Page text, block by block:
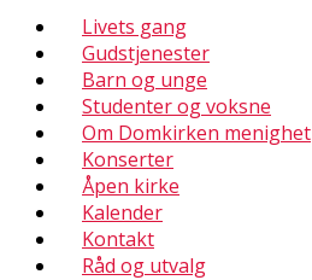
Livets gang
Gudstjenester
Barn og unge
Studenter og voksne
Om Domkirken menighet
Konserter
Åpen kirke
Kalender
Kontakt
Råd og utvalg